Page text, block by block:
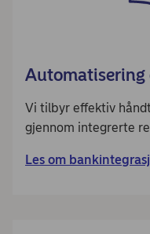
Automatisering
Vi tilbyr effektiv
gjennom integrerte
Les om